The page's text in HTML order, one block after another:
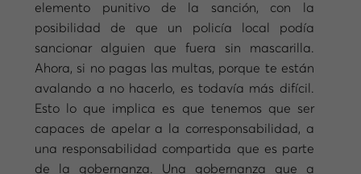
elemento punitivo de la sanción, con la
posibilidad de que un policía local podía
sancionar alguien que fuera sin mascarilla.
Ahora, si no pagas las multas, porque te están
avalando a no hacerlo, es todavía más difícil.
Esto lo que implica es que tenemos que ser
capaces de apelar a la corresponsabilidad, a
una responsabilidad compartida que es parte
de la gobernanza. Una gobernanza que a